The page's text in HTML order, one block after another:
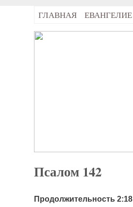
ГЛАВНАЯ ЕВАНГЕЛИЕ
Псалом 142
Продолжительность 2:18